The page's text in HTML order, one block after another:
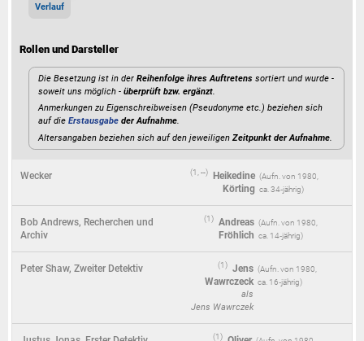
Verlauf
Rollen und Darsteller
Die Besetzung ist in derReihenfolge ihres Auftretens sortiert und wurde -
soweit uns möglich -überprüft bzw. ergänzt.
Anmerkungen zu Eigenschreibweisen (Pseudonyme etc.) beziehen sich
auf dieErstausgabe der Aufnahme.
Altersangaben beziehen sich auf den jeweiligenZeitpunkt der Aufnahme.
Wecker (1, --) Heikedine
Körting
( 1980
ca. 34‑jährig)
Bob Andrews, Recherchen und
Archiv
(1) Andreas
Fröhlich
( 1980
ca. 14‑jährig)
Peter Shaw, Zweiter Detektiv (1) Jens
Wawrczeck
als
Jens Wawrczek
( 1980
ca. 16‑jährig)
(1)